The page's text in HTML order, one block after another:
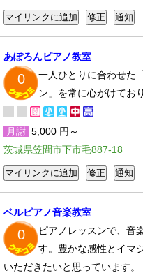
あぽろんピアノ教室
0
一人ひとりに合わせた
ン」を常に心がけてお
月謝 5,000 円～
茨城県笠間市下市毛887-18
ベルピアノ音楽教室
0
ピアノレッスンで、音
す。豊かな感性とイマ
いただきたいと思っています。